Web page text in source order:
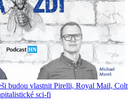
budou vlastnit Pirelli, Royal Mail, Colt
sci-fi